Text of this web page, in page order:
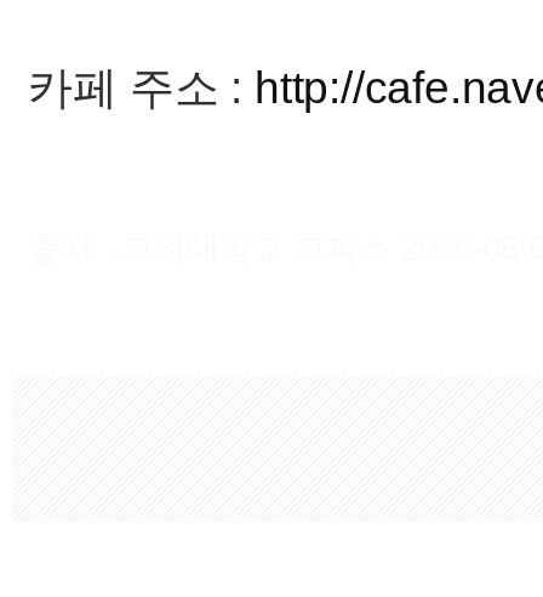
카페 주소 : http://